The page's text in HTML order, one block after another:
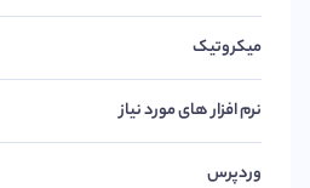
میکروتیک
نرم افزار های مورد نیاز
وردپرس